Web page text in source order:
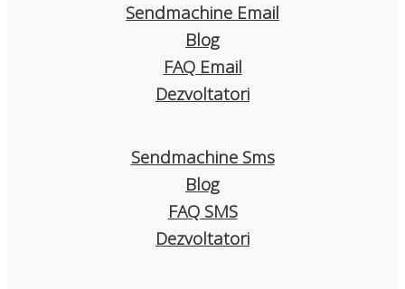
Exact asta am experimentat și
eu cu Sendmachine: rate de
livrare bune, suport rapid și
prietenos care ajută cu
adevărat. Cred că este o
Sendmachine Email
Blog
FAQ Email
Dezvoltatori
Sendmachine Sms
Blog
FAQ SMS
Dezvoltatori